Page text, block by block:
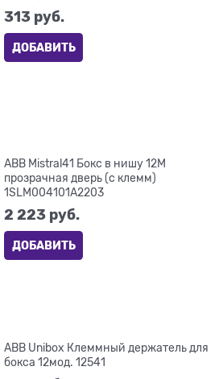
313 руб.
ДОБАВИТЬ
ABB Mistral41 Бокс в нишу 12М
прозрачная дверь (c клемм)
1SLM004101A2203
2 223 руб.
ДОБАВИТЬ
ABB Unibox Клеммный держатель для
бокса 12мод. 12541